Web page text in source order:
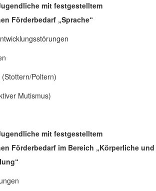
mit festgestelltem
Förderbedarf „Sprache“
Poltern)
Mutismus)
mit festgestelltem
Förderbedarf im Bereich „Körperliche und